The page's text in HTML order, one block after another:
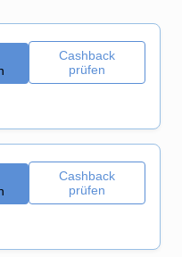
Cashback
prüfen
Cashback
prüfen